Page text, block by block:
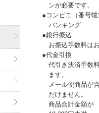
ンが必要です。
●コンビニ（番号
バンキング
●銀行振込
お振込手数料は
●代金引換
代引き決済手数
ます。
メール便商品が
だけません。
商品合計金額が